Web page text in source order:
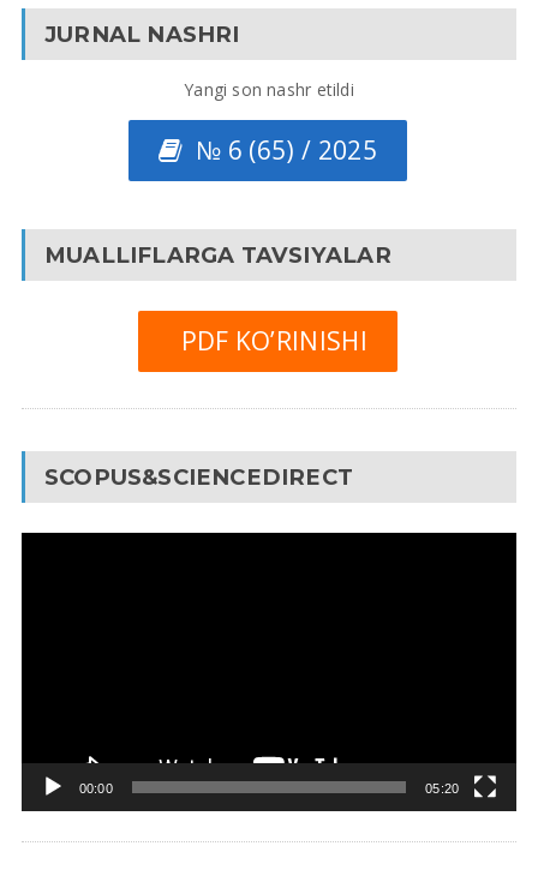
JURNAL NASHRI
Yangi son nashr etildi
№ 6 (65) / 2025
MUALLIFLARGA TAVSIYALAR
PDF KO’RINISHI
SCOPUS&SCIENCEDIRECT
00:00 05:20